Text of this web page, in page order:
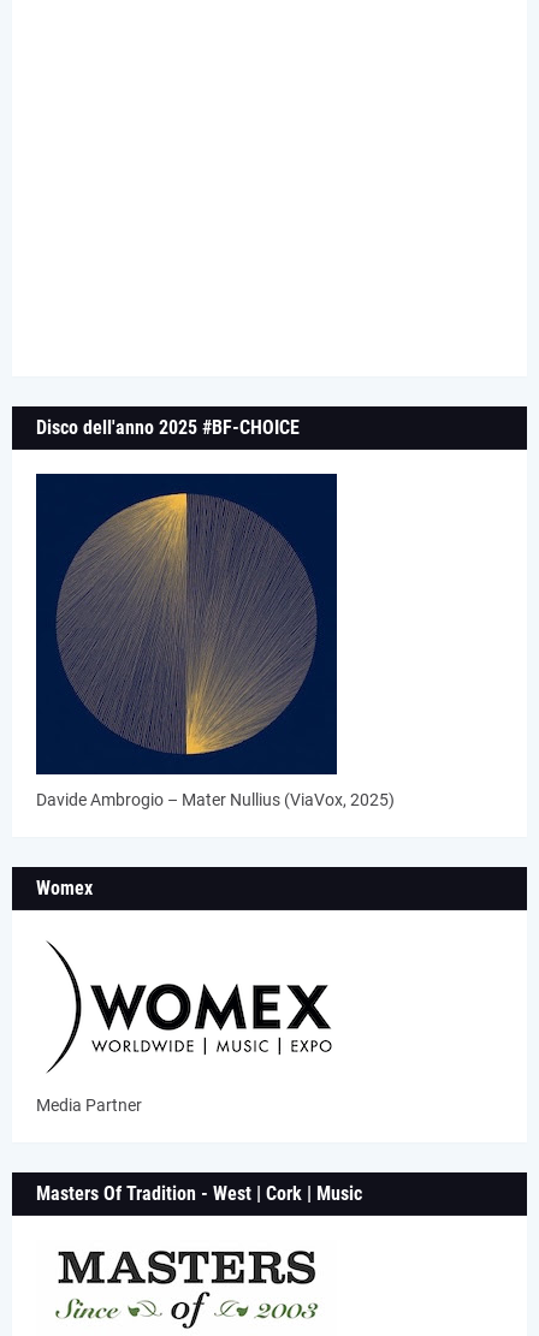
Disco dell'anno 2025 #BF-CHOICE
Davide Ambrogio – Mater Nullius (ViaVox, 2025)
Womex
Media Partner
Masters Of Tradition - West | Cork | Music